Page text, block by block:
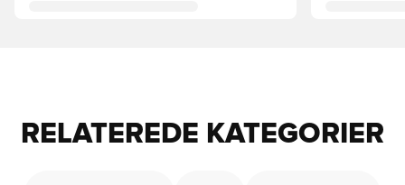
RELATEREDE KATEGORIER